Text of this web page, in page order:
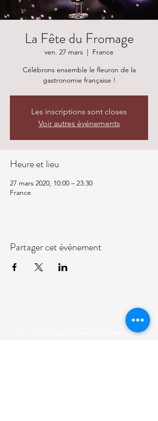
La Fête du Fromage
ven. 27 mars
  |
France
Célébrons ensemble le fleuron de la
gastronomie française !
Les inscriptions sont closes
Voir autres événements
Heure et lieu
27 mars 2020, 10:00 – 23:30
France
Partager cet événement